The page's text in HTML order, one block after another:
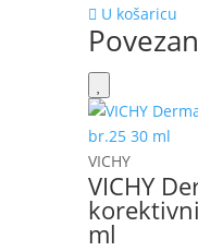
U košaricu
VICHY
VICHY
ml